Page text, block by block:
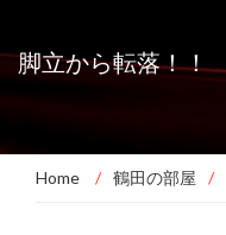
脚立から転落！！
Home / 鶴田の部屋 /